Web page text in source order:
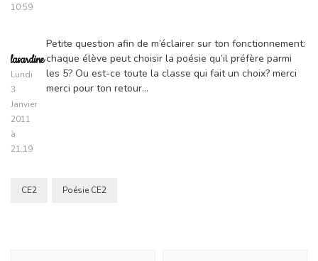
10:59
lasardine
Lundi
3
Janvier
2011
à
21:19
Petite question afin de m’éclairer sur ton fonctionnement:
chaque élève peut choisir la poésie qu’il préfère parmi
les 5? Ou est-ce toute la classe qui fait un choix? merci
merci pour ton retour…
CE2 Poésie CE2